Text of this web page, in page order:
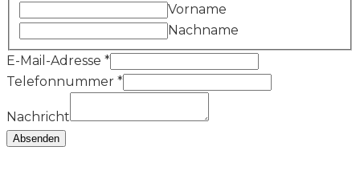
Vorname
Nachname
Nachricht
E-
Adresse
Kontakt
E-Mail-Adresse *
Telefonnummer *
Nachricht
Absenden